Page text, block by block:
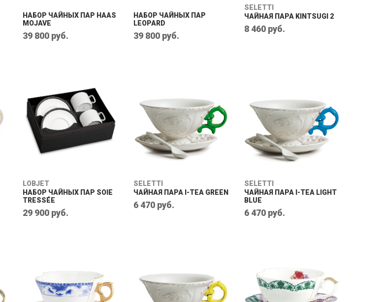
НАБОР ЧАЙНЫХ ПАР HAAS
MOJAVE
39 800 руб.
НАБОР ЧАЙНЫХ ПАР
LEOPARD
39 800 руб.
SELETTI
ЧАЙНАЯ ПАРА KINTSUGI 2
8 460 руб.
LOBJET
НАБОР ЧАЙНЫХ ПАР SOIE
TRESSÉE
29 900 руб.
SELETTI
ЧАЙНАЯ ПАРА I-TEA GREEN
6 470 руб.
SELETTI
ЧАЙНАЯ ПАРА I-TEA LIGHT
BLUE
6 470 руб.